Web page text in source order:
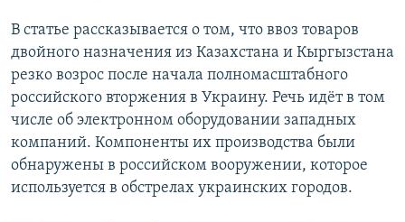
В статье рассказывается о том, что ввоз товаров
двойного назначения из Казахстана и Кыргызстана
резко возрос после начала полномасштабного
российского вторжения в Украину. Речь идёт в том
числе об электронном оборудовании западных
компаний. Компоненты их производства были
обнаружены в российском вооружении, которое
используется в обстрелах украинских городов.